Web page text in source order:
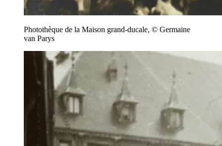
Photothèque de la Maison grand-ducale, © Germaine
van Parys